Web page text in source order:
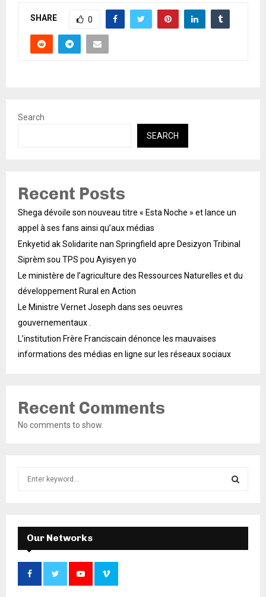
SHARE 0
Search
SEARCH
Recent Posts
Shega dévoile son nouveau titre « Esta Noche » et lance un
appel à ses fans ainsi qu’aux médias
Enkyetid ak Solidarite nan Springfield apre Desizyon Tribinal
Siprèm sou TPS pou Ayisyen yo
Le ministère de l’agriculture des Ressources Naturelles et du
développement Rural en Action
Le Ministre Vernet Joseph dans ses oeuvres
gouvernementaux .
L’institution Frère Franciscain dénonce les mauvaises
informations des médias en ligne sur les réseaux sociaux
Recent Comments
No comments to show.
f
o
:
E
A
Our Networks